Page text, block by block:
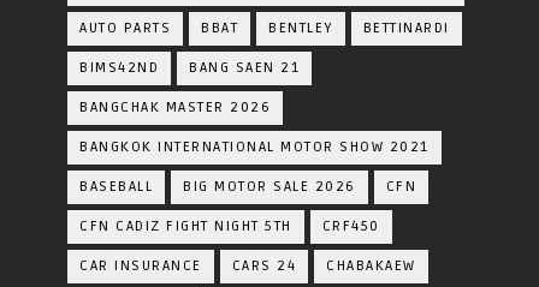
AUTO PARTS BBAT BENTLEY BETTINARDI
BIMS42ND BANG SAEN 21
BANGCHAK MASTER 2026
BANGKOK INTERNATIONAL MOTOR SHOW 2021
BASEBALL BIG MOTOR SALE 2026 CFN
CFN CADIZ FIGHT NIGHT 5TH CRF450
CAR INSURANCE CARS 24 CHABAKAEW